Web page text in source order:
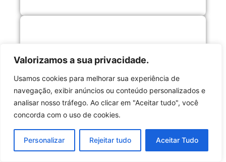
Valorizamos a sua privacidade.
Usamos cookies para melhorar sua experiência de
navegação, exibir anúncios ou conteúdo personalizados e
analisar nosso tráfego. Ao clicar em "Aceitar tudo", você
concorda com o uso de cookies.
Personalizar Rejeitar tudo Aceitar Tudo